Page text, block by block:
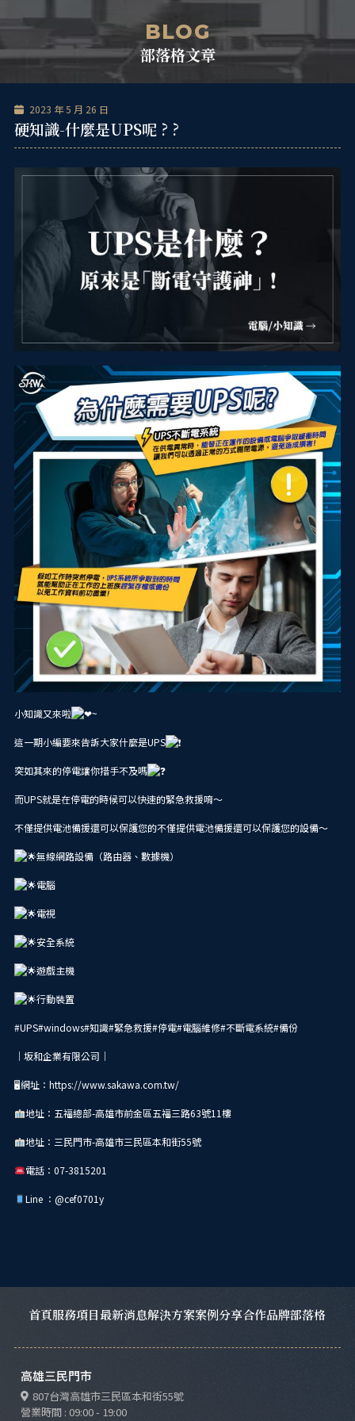
主
內
單 BLOG
部落格文章
2023 年 5 月 26 日
硬知識-什麼是UPS呢 ? ?
小知識又來啦 ~
這一期小編要來告訴大家什麼是UPS
突如其來的停電讓你措手不及嗎
而UPS就是在停電的時候可以快速的緊急救援唷～
不僅提供電池備援還可以保護您的不僅提供電池備援還可以保護您的設備～
無線網路設備（路由器、數據機）
電腦
電視
安全系統
遊戲主機
行動裝置
#UPS#windows#知識#緊急救援#停電#電腦維修#不斷電系統#備份
｜坂和企業有限公司｜
🖥網址：https://www.sakawa.com.tw/
地址：五福總部-高雄市前金區五福三路63號11樓
地址：三民門市-高雄市三民區本和街55號
電話：07-3815201
Line ：@cef0701y
合作品牌
最新消息
服務項目 案例分享
解決方案 部落格
首頁
高雄三民門市
807台灣高雄市三民區本和街55號
營業時間 : 09:00 - 19:00